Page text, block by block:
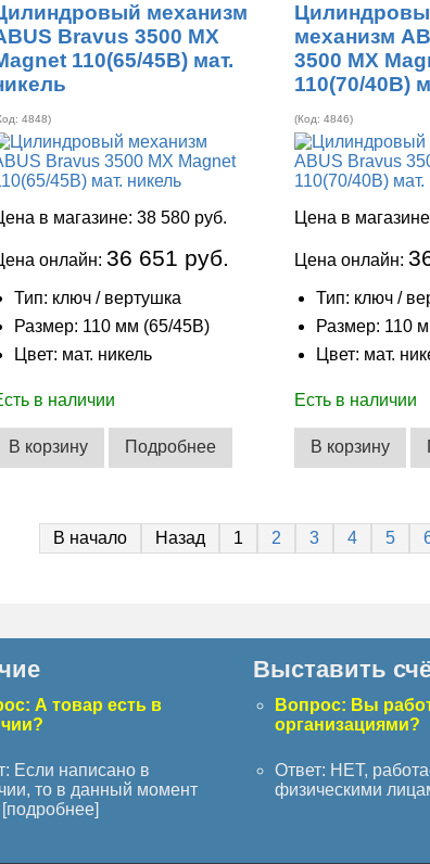
механизм
Bravus 3500 MX
110(65/45В) мат.
4848)
в магазине: 38 580 руб.
онлайн: 36 651 руб.
Тип: ключ / вертушка
Размер: 110 мм (65/45В)
Цвет: мат. никель
в наличии
В корзину Подробнее
механизм
3500 MX
110(70/40В)
(Код:4846)
Цена в
Цена онлайн:
Тип: ключ /
Размер: 110
Цвет: мат.
Есть в наличии
В корзину
В начало Назад 1 2 3 4 5
А товар есть в
Если написано в
то в данный момент
подробнее]
Выставить
Вопрос: Вы
организациями?
Ответ: НЕТ,
физическими